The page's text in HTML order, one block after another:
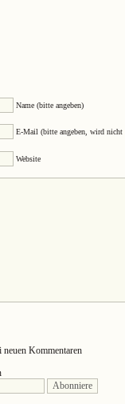
Name (bitte angeben)
E-Mail (bitte angeben, wird nicht
Website
Kommentaren